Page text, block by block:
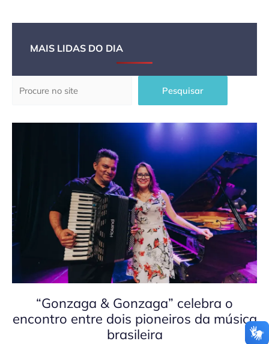
MAIS LIDAS DO DIA
Pesquisar
“Gonzaga & Gonzaga” celebra o
encontro entre dois pioneiros da música
brasileira